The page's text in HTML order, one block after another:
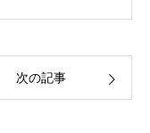
次の記事